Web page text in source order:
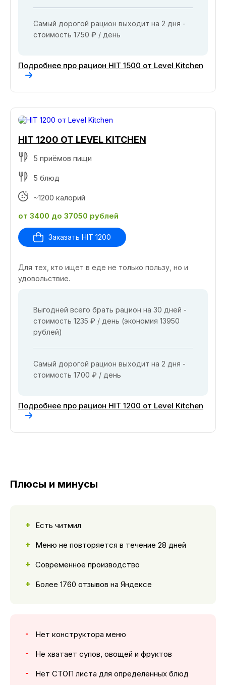
Самый дорогой рацион выходит на 2 дня -
стоимость 1750 ₽ / день
Подробнее про рацион HIT 1500 от Level Kitchen
HIT 1200 ОТ LEVEL KITCHEN
5 приёмов пищи
5 блюд
~1200 калорий
от 3400 до 37050 рублей
Заказать HIT 1200
Для тех, кто ищет в еде не только пользу, но и
удовольствие.
Выгодней всего брать рацион на 30 дней -
стоимость 1235 ₽ / день (экономия 13950
рублей)
Самый дорогой рацион выходит на 2 дня -
стоимость 1700 ₽ / день
Подробнее про рацион HIT 1200 от Level Kitchen
Плюсы и минусы
Есть читмил
Меню не повторяется в течение 28 дней
Современное производство
Более 1760 отзывов на Яндексе
Нет конструктора меню
Не хватает супов, овощей и фруктов
Нет СТОП листа для определенных блюд